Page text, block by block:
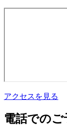
アクセスを見る
電話での